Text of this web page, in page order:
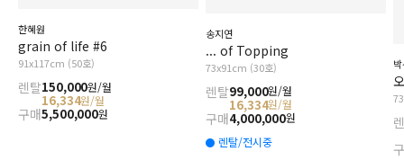
한혜원
grain of life #6
91x117cm (50호)
렌탈150,000원/월
16,334원/월
구매5,500,000원
송지연
... of Topping
73x91cm (30호)
렌탈99,000원/월
16,334원/월
구매4,000,000원
렌탈/전시중